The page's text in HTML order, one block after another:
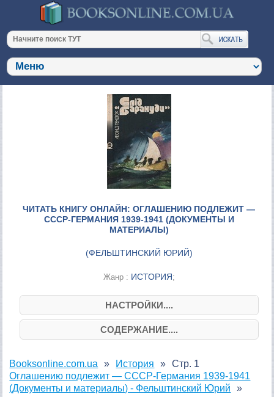
ЧИТАТЬ КНИГУ ОНЛАЙН: ОГЛАШЕНИЮ ПОДЛЕЖИТ —
СССР-ГЕРМАНИЯ 1939-1941 (ДОКУМЕНТЫ И
МАТЕРИАЛЫ)
(ФЕЛЬШТИНСКИЙ ЮРИЙ)
Жанр : ИСТОРИЯ;
НАСТРОЙКИ....
СОДЕРЖАНИЕ....
Booksonline.com.ua
История
Оглашению подлежит — СССР-Германия 1939-1941
(Документы и материалы) - Фельштинский Юрий
Стр. 1